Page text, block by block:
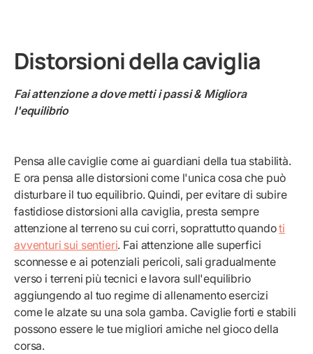
Distorsioni della caviglia
Fai attenzione a dove metti i passi & Migliora
l'equilibrio
Pensa alle caviglie come ai guardiani della tua stabilità.
E ora pensa alle distorsioni come l'unica cosa che può
disturbare il tuo equilibrio. Quindi, per evitare di subire
fastidiose distorsioni alla caviglia, presta sempre
attenzione al terreno su cui corri, soprattutto quandoti
avventuri sui sentieri. Fai attenzione alle superfici
sconnesse e ai potenziali pericoli, sali gradualmente
verso i terreni più tecnici e lavora sull'equilibrio
aggiungendo al tuo regime di allenamento esercizi
come le alzate su una sola gamba. Caviglie forti e stabili
possono essere le tue migliori amiche nel gioco della
corsa.